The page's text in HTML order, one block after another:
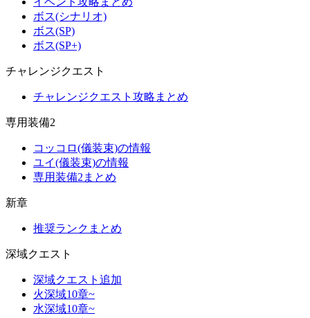
ボス(シナリオ)
ボス(SP)
ボス(SP+)
チャレンジクエスト
チャレンジクエスト攻略まとめ
専用装備2
コッコロ(儀装束)の情報
ユイ(儀装束)の情報
専用装備2まとめ
新章
推奨ランクまとめ
深域クエスト
深域クエスト追加
火深域10章~
水深域10章~